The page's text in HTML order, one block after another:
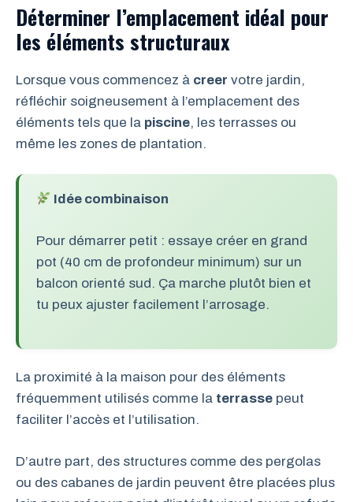
Déterminer l’emplacement idéal pour
les éléments structuraux
Lorsque vous commencez à creer votre jardin,
réfléchir soigneusement à l’emplacement des
éléments tels que la piscine, les terrasses ou
même les zones de plantation.
Idée combinaison
Pour démarrer petit : essaye créer en grand
pot (40 cm de profondeur minimum) sur un
balcon orienté sud. Ça marche plutôt bien et
tu peux ajuster facilement l’arrosage.
La proximité à la maison pour des éléments
fréquemment utilisés comme la terrasse peut
faciliter l’accès et l’utilisation.
D’autre part, des structures comme des pergolas
ou des cabanes de jardin peuvent être placées plus